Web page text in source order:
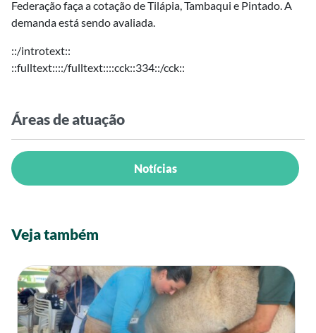
Federação faça a cotação de Tilápia, Tambaqui e Pintado. A
demanda está sendo avaliada.
::/introtext::
::fulltext::::/fulltext::::cck::334::/cck::
Áreas de atuação
Notícias
Veja também